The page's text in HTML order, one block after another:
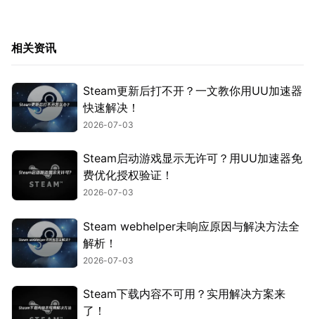
相关资讯
Steam更新后打不开？一文教你用UU加速器
快速解决！
2026-07-03
Steam启动游戏显示无许可？用UU加速器免
费优化授权验证！
2026-07-03
Steam webhelper未响应原因与解决方法全
解析！
2026-07-03
Steam下载内容不可用？实用解决方案来
了！